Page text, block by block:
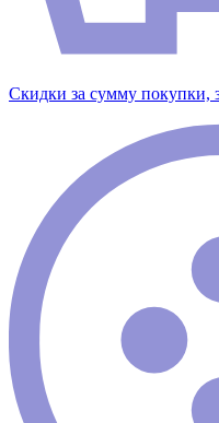
Скидки за сумму покупки,